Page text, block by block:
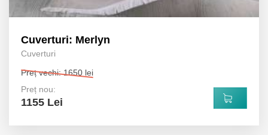
Cuverturi: Merlyn
Cuverturi
Preț vechi: 1650 lei
Preț nou:
1155 Lei